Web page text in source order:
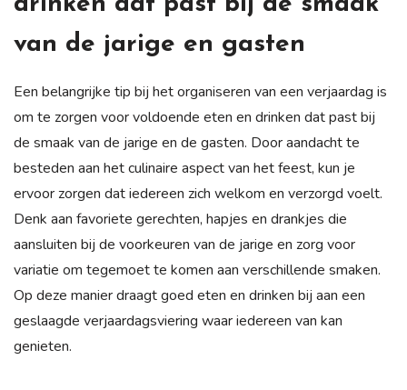
van de jarige en gasten
Een belangrijke tip bij het organiseren van een verjaardag is
om te zorgen voor voldoende eten en drinken dat past bij
de smaak van de jarige en de gasten. Door aandacht te
besteden aan het culinaire aspect van het feest, kun je
ervoor zorgen dat iedereen zich welkom en verzorgd voelt.
Denk aan favoriete gerechten, hapjes en drankjes die
aansluiten bij de voorkeuren van de jarige en zorg voor
variatie om tegemoet te komen aan verschillende smaken.
Op deze manier draagt goed eten en drinken bij aan een
geslaagde verjaardagsviering waar iedereen van kan
genieten.